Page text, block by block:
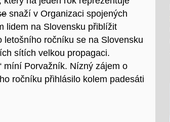
snaží v Organizaci spojených
lidem na Slovensku přiblížit
ročníku se na Slovensku
sítích velkou propagaci.
míní Porvažník. Nízný zájem o
ročníku přihlásilo kolem padesáti